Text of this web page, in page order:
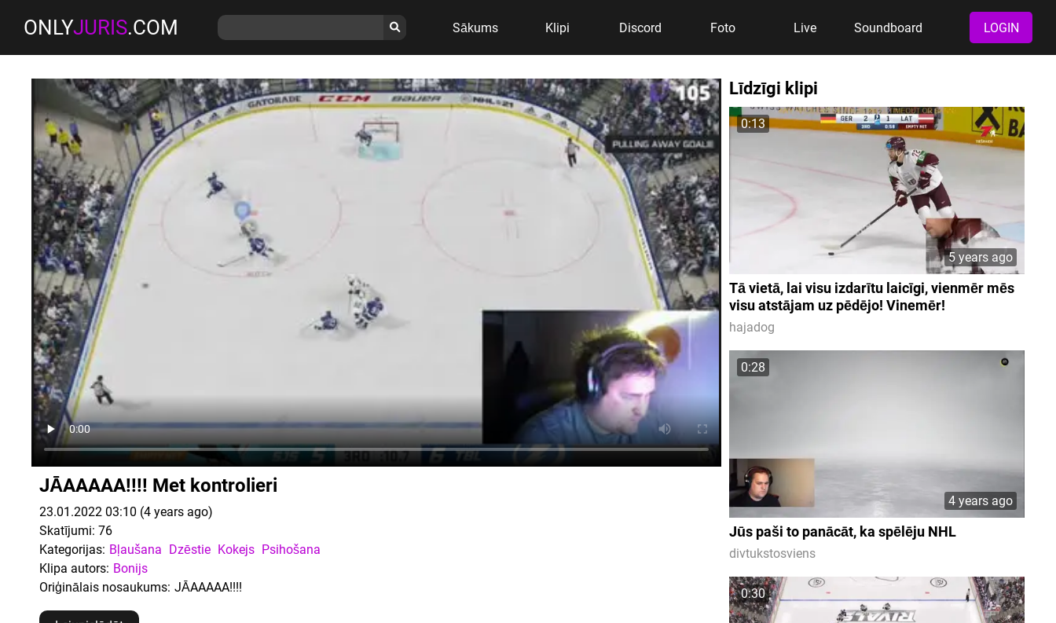
ONLYJURIS.COM Sākums Klipi Discord Foto Live Soundboard LOGIN
JĀAAAAA!!!! Met kontrolieri
23.01.2022 03:10 (4 years ago)
Skatījumi: 76
Kategorijas: Bļaušana Dzēstie Kokejs Psihošana
Klipa autors: Bonijs
Oriģinālais nosaukums: JĀAAAAA!!!!
Līdzīgi klipi
0:13
5 years ago
Tā vietā, lai visu izdarītu laicīgi, vienmēr mēs
visu atstājam uz pēdējo! Vinemēr!
hajadog
0:28
4 years ago
Jūs paši to panācāt, ka spēlēju NHL
divtukstosviens
0:30